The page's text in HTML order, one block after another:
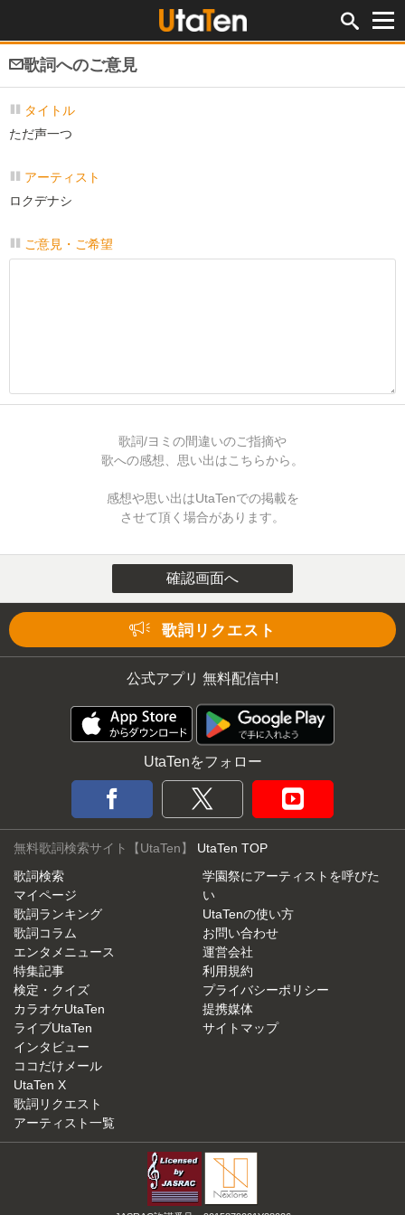
歌詞へのご意見
タイトル
ただ声一つ
アーティスト
ロクデナシ
ご意見・ご希望
歌詞/ヨミの間違いのご指摘や
歌への感想、思い出はこちらから。
感想や思い出はUtaTenでの掲載を
させて頂く場合があります。
確認画面へ
Unmute /
Loaded:
34.94%
歌詞リクエスト
公式アプリ 無料配信中!
UtaTenをフォロー
無料歌詞検索サイト【UtaTen】 UtaTen TOP
歌詞検索
マイページ
歌詞ランキング
歌詞コラム
エンタメニュース
特集記事
検定・クイズ
カラオケUtaTen
ライブUtaTen
インタビュー
ココだけメール
UtaTen X
歌詞リクエスト
アーティスト一覧
学園祭にアーティストを呼びた
い
UtaTenの使い方
お問い合わせ
運営会社
利用規約
プライバシーポリシー
提携媒体
サイトマップ